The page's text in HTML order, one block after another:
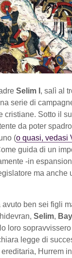
Selim I , salì al
serie di
cristiane. Sotto il
da poter
(o quasi, vedasi
guida di un
-in
ma anche
ben sei figli
Selim,
loro
legge di
Hurrem